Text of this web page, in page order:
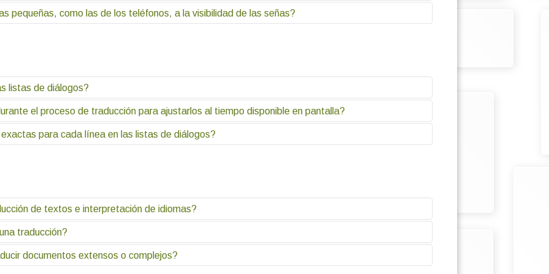
de pantalla el usuario va a ver al intérprete. Si es en un celular o una Tablet, el tamaño del intérprete
la proporción del intérprete puede ser menor pero siempre se debe garantizar el usuario con
para personas sordas. Esto también contribuye a la inclusión de esta comunidad en los espacios
pequeñas, como las de los teléfonos, a la visibilidad de las señas?
listas de diálogos?
detallada de todos los diálogos y conversaciones de una película, serie o documental.
y descripción de la música. Se utilizan como base para los guiones de posproducción y también
y el doblaje en diferentes idiomas.
el proceso de traducción para ajustarlos al tiempo disponible en pantalla?
la sincronización con las imágenes y para que el usuario que los requiere alcance a leer los
para cada línea en las listas de diálogos?
de textos e interpretación de idiomas?
se convierte un texto escrito de un idioma a otro. La interpretación transmite la idea principal de
tener interacción con un speaker o un contenido audiovisual.
traducción?
origen y destino y la urgencia con la que se requiera el servicio.
documentos extensos o complejos?